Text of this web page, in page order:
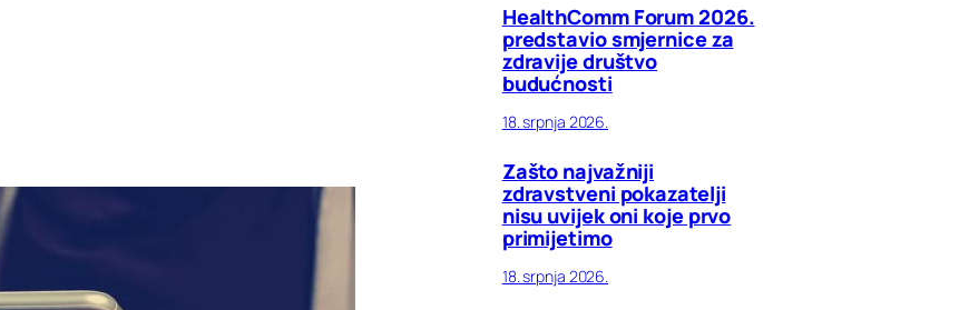
HealthComm Forum 2026.
predstavio smjernice za
zdravije društvo
budućnosti
18. srpnja 2026.
Zašto najvažniji
zdravstveni pokazatelji
nisu uvijek oni koje prvo
primijetimo
18. srpnja 2026.